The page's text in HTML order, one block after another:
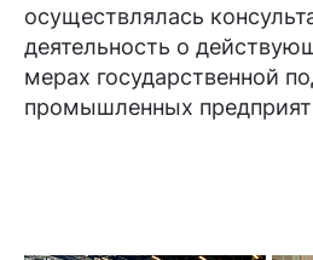
осуществлялась
деятельность о
мерах государственной
промышленных